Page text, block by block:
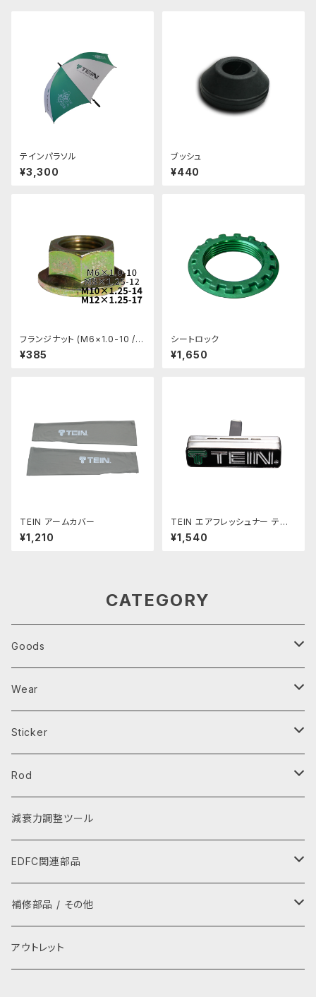
テインパラソル
¥3,300
ブッシュ
¥440
フランジナット (M6×1.0-10 /
M8×1.25-12 / M10×1.25-14 /
M12×1.25-17)
¥385
シートロック
¥1,650
TEIN アームカバー
¥1,210
TEIN エアフレッシュナー テイ
ンロゴ
¥1,540
CATEGORY
Goods
Parts Tray
芳香剤
キーホルダー・キーケース
スマホ用品
レイングッズ
ぬいぐるみ
ストラップ
Wear
エプロン
レインウェア
Tシャツ
パーカー
グローブ
キャップ・ハット
Sticker
ステッカー
ワッペン
Rod
タイロッド
ラテラルロッド
減衰力調整ツール
EDFC関連部品
GPSキット
シグナルコンバーター
補修部品 / その他
補修部品
アウトレット